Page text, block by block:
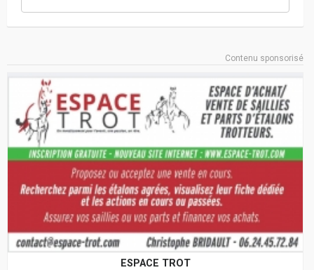
Contenu sponsorisé
ESPACE TROT